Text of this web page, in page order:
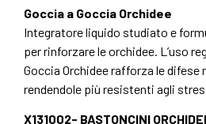
Goccia a Goccia Orchidee
Integratore liquido studiato e
per rinforzare le orchidee. L’uso
Goccia Orchidee rafforza le difese
rendendole più resistenti agli
X131002- BASTONCINI